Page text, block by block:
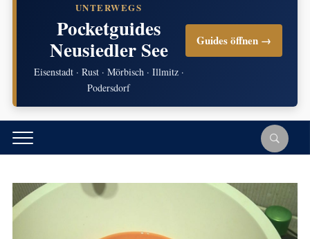
UNTERWEGS
Pocketguides
Neusiedler See
Eisenstadt · Rust · Mörbisch · Illmitz ·
Podersdorf
Guides öffnen →